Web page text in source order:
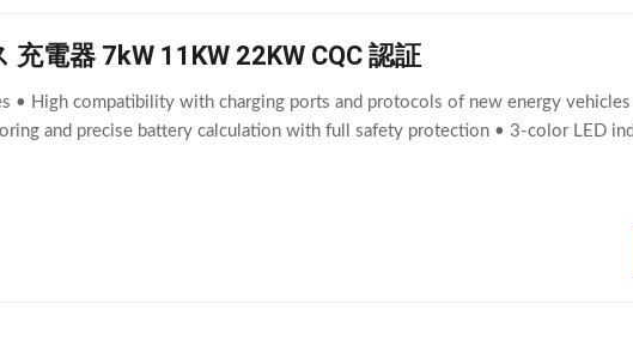
電器 7kW 11KW 22KW CQC 認証
• High compatibility with charging ports and protocols of new energy
and precise battery calculation with full safety protection • 3-color LED